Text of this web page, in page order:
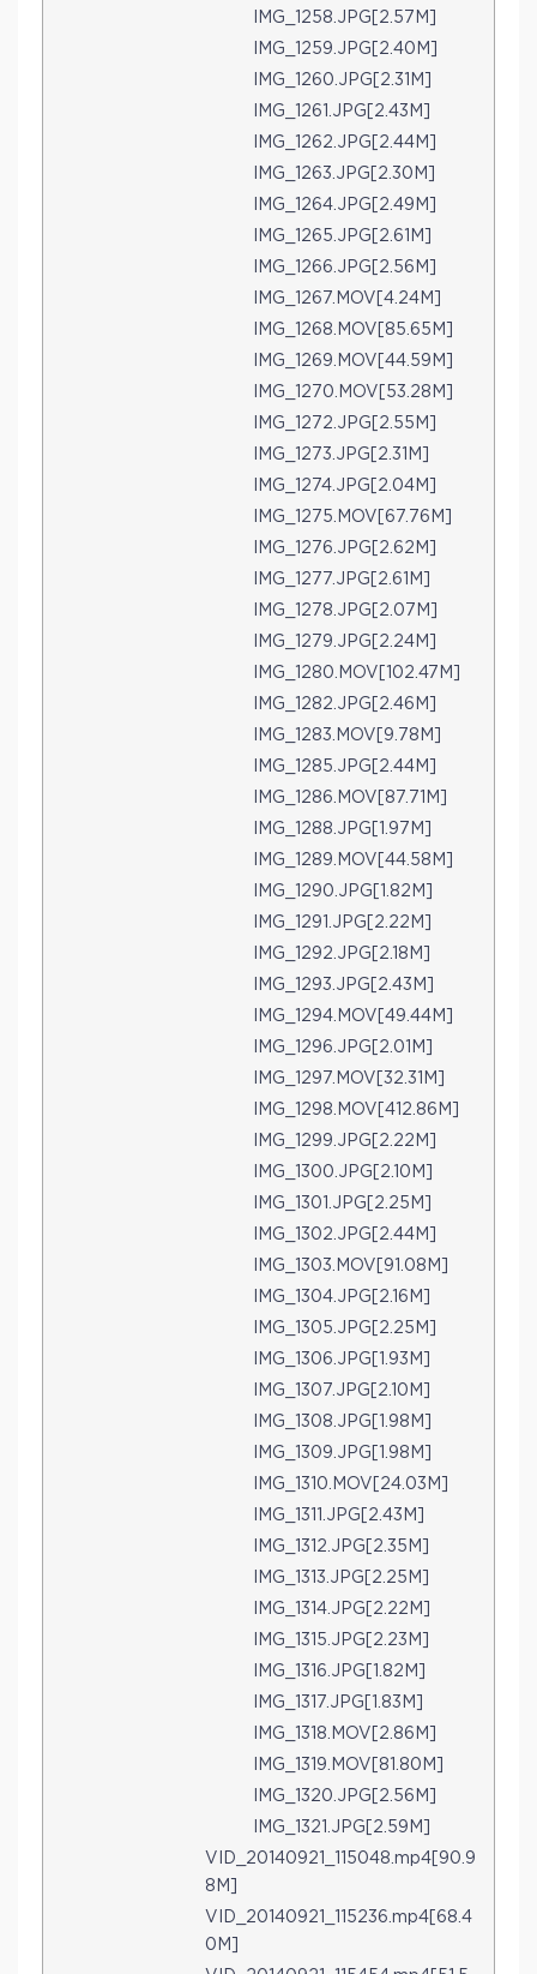
IMG_1258.JPG[2.57M]
IMG_1259.JPG[2.40M]
IMG_1260.JPG[2.31M]
IMG_1261.JPG[2.43M]
IMG_1262.JPG[2.44M]
IMG_1263.JPG[2.30M]
IMG_1264.JPG[2.49M]
IMG_1265.JPG[2.61M]
IMG_1266.JPG[2.56M]
IMG_1267.MOV[4.24M]
IMG_1268.MOV[85.65M]
IMG_1269.MOV[44.59M]
IMG_1270.MOV[53.28M]
IMG_1272.JPG[2.55M]
IMG_1273.JPG[2.31M]
IMG_1274.JPG[2.04M]
IMG_1275.MOV[67.76M]
IMG_1276.JPG[2.62M]
IMG_1277.JPG[2.61M]
IMG_1278.JPG[2.07M]
IMG_1279.JPG[2.24M]
IMG_1280.MOV[102.47M]
IMG_1282.JPG[2.46M]
IMG_1283.MOV[9.78M]
IMG_1285.JPG[2.44M]
IMG_1286.MOV[87.71M]
IMG_1288.JPG[1.97M]
IMG_1289.MOV[44.58M]
IMG_1290.JPG[1.82M]
IMG_1291.JPG[2.22M]
IMG_1292.JPG[2.18M]
IMG_1293.JPG[2.43M]
IMG_1294.MOV[49.44M]
IMG_1296.JPG[2.01M]
IMG_1297.MOV[32.31M]
IMG_1298.MOV[412.86M]
IMG_1299.JPG[2.22M]
IMG_1300.JPG[2.10M]
IMG_1301.JPG[2.25M]
IMG_1302.JPG[2.44M]
IMG_1303.MOV[91.08M]
IMG_1304.JPG[2.16M]
IMG_1305.JPG[2.25M]
IMG_1306.JPG[1.93M]
IMG_1307.JPG[2.10M]
IMG_1308.JPG[1.98M]
IMG_1309.JPG[1.98M]
IMG_1310.MOV[24.03M]
IMG_1311.JPG[2.43M]
IMG_1312.JPG[2.35M]
IMG_1313.JPG[2.25M]
IMG_1314.JPG[2.22M]
IMG_1315.JPG[2.23M]
IMG_1316.JPG[1.82M]
IMG_1317.JPG[1.83M]
IMG_1318.MOV[2.86M]
IMG_1319.MOV[81.80M]
IMG_1320.JPG[2.56M]
IMG_1321.JPG[2.59M]
VID_20140921_115048.mp4[90.9
8M]
VID_20140921_115236.mp4[68.4
0M]